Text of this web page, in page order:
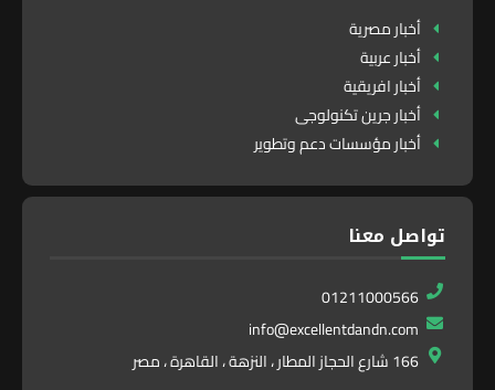
أخبار مصرية
أخبار عربية
أخبار افريقية
أخبار جرين تكنولوجى
أخبار مؤسسات دعم وتطوير
تواصل معنا
01211000566
info@excellentdandn.com
166 شارع الحجاز المطار ، النزهة ، القاهرة ، مصر